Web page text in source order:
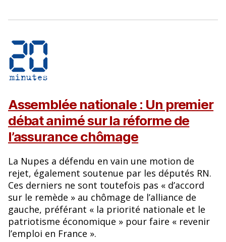
Assemblée nationale : Un premier
débat animé sur la réforme de
l’assurance chômage
La Nupes a défendu en vain une motion de
rejet, également soutenue par les députés RN.
Ces derniers ne sont toutefois pas « d’accord
sur le remède » au chômage de l’alliance de
gauche, préférant « la priorité nationale et le
patriotisme économique » pour faire « revenir
l’emploi en France ».